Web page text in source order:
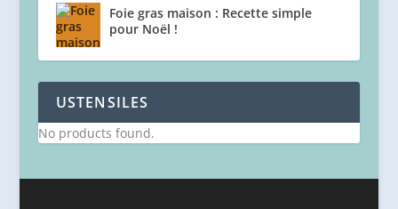
Foie gras maison : Recette simple
pour Noël !
USTENSILES
No products found.